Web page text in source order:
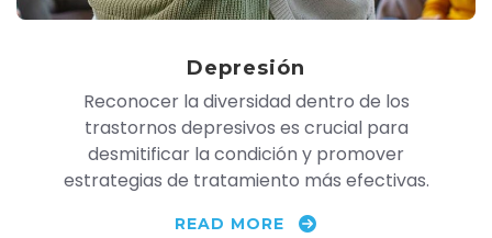
Depresión
Reconocer la diversidad dentro de los
trastornos depresivos es crucial para
desmitificar la condición y promover
estrategias de tratamiento más efectivas.
READ MORE